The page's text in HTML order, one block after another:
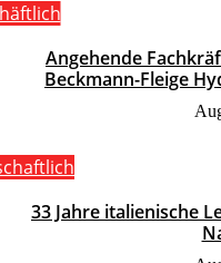
Angehende
Beckmann-Fleige
33 Jahre italienische